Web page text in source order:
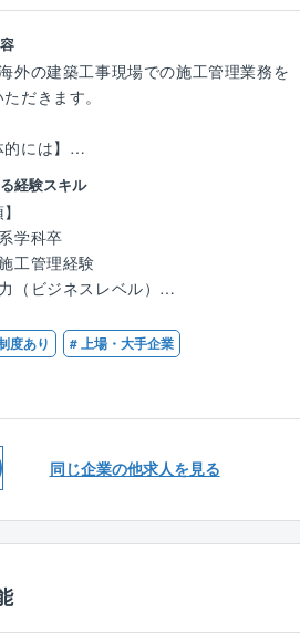
独身：3か月ごと、さらに3か月以上の勤
まれる場合に7日間の休暇権利を付与
同者：以下を条件に満たした場合に14日
暇権利を付与
帯同機関が1年半を経過し、さらに6
上の勤務が見込めれる場合
目 帯同機関が1年を経過するごとに、さ
月以上の勤務が見込まれる場合
現場赴任中、寮・食事完備（食費3万円/
習プログラム提供、など
度売上3,178億円（単体）のうち、海
続年数18.3年
について】
港湾・空港・橋・鉄道・市庁舎といっ
性の高い建設物、
庫・商業ビルといった経済を循環させ
テル・住宅など生活に直結する建物ま
外の建築工事現場での施工管理業務を
だきます。
的には】
における品質管理、工程管理、原価管
環境管理
外資料作成
材発注
、設計事務所対応
対応 等
案件は、主に東南アジア（インドネシ
勤務にあたって】
権利を付与
帯同機関が1年半を経過し、さらに6
経験スキル
学科卒
工管理経験
（ビジネスレベル）
】
たは2級建築施工管理技士
の施工管理経験
度あり
# 上場・大手企業
同じ企業の他求人を見る